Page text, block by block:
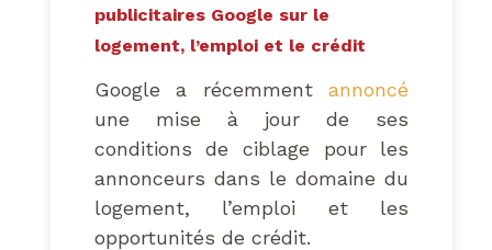
performe le mieux possible. Par
exemple, si votre budget total
10 campagnes, le planificateur
de performance vous guidera sur
comment répartir le 1000 $ pour
l’obtention d’un maximum de
conversions.
publicitaires Google sur le
logement, l’emploi et le crédit
Google a récemmentannoncé
une mise à jour de ses
conditions de ciblage pour les
annonceurs dans le domaine du
logement, l’emploi et les
opportunités de crédit.